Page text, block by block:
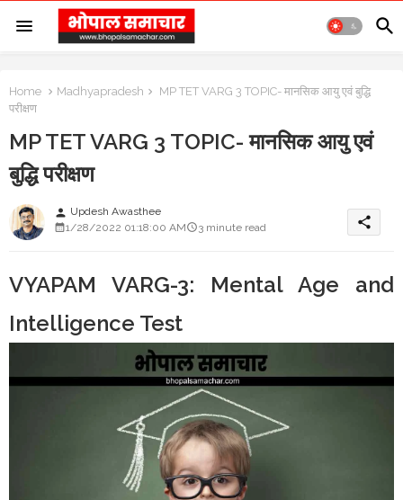
Home Madhyapradesh
MP TET VARG 3 TOPIC- मानसिक आयु एवं बुद्धि
परीक्षण
MP TET VARG 3 TOPIC- मानसिक आयु एवं
बुद्धि परीक्षण
person Updesh Awasthee
1/28/2022 01:18:00 AM
3 minute read share
VYAPAM VARG-3: Mental Age and
Intelligence Test